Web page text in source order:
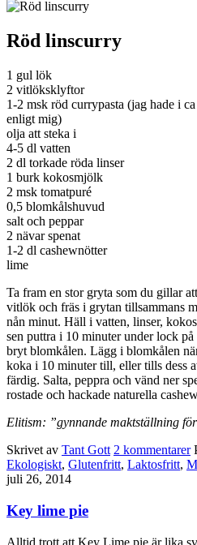
Röd linscurry
1 gul lök
2 vitlöksklyftor
1-2 msk röd currypasta (jag hade i
enligt mig)
olja att steka i
4-5 dl vatten
2 dl torkade röda linser
1 burk kokosmjölk
2 msk tomatpuré
0,5 blomkålshuvud
salt och peppar
2 nävar spenat
1-2 dl cashewnötter
lime
Ta fram en stor gryta som du gillar
vitlök och fräs i grytan tillsammans
nån minut. Häll i vatten, linser,
sen puttra i 10 minuter under lock
bryt blomkålen. Lägg i blomkålen
koka i 10 minuter till, eller tills dess
färdig. Salta, peppra och vänd ner
rostade och hackade naturella
Elitism: ”gynnande maktställning
Skrivet av Tant Gott 2 kommentarer
Ekologiskt, Glutenfritt, Laktosfritt,
juli 26, 2014
Key lime pie
Alltid trott att Key Lime pie är lika